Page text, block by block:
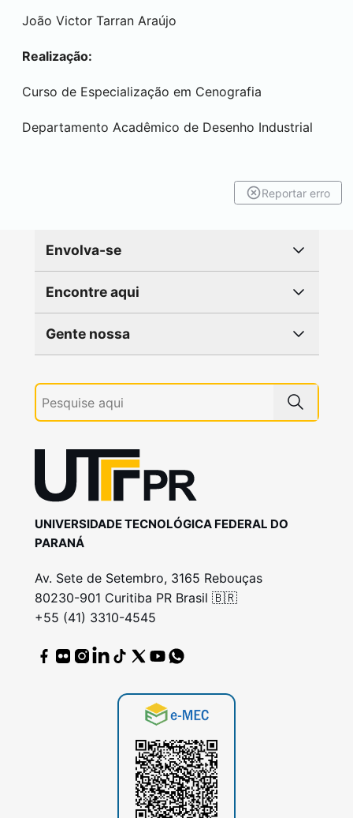
João Victor Tarran Araújo
Realização:
Curso de Especialização em Cenografia
Departamento Acadêmico de Desenho Industrial
Reportar erro
Envolva-se
Encontre aqui
Gente nossa
UNIVERSIDADE TECNOLÓGICA FEDERAL DO
PARANÁ
Av. Sete de Setembro, 3165 Rebouças
80230-901 Curitiba PR Brasil 🇧🇷
+55 (41) 3310-4545